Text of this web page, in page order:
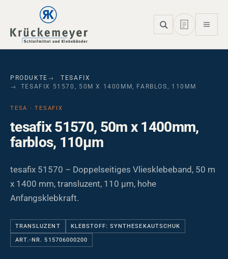
Skip to main navigation
Skip to main content
Skip to page footer
PRODUKTE
TESAFIX
TESAFIX 51570, 50M X 1400MM, FARBLOS, 110ΜM
TESA · TESAFIX
tesafix 51570, 50m x 1400mm,
farblos, 110µm
tesafix 51570 – Doppelseitiges Vliesklebeband, 50 m
x 1400 mm, transluzent, 110 µm, hohe
Anfangsklebkraft.
TRANSLUZENT KLEBSTOFF: SYNTHESEKAUTSCHUK
ART.-NR. 515706000200